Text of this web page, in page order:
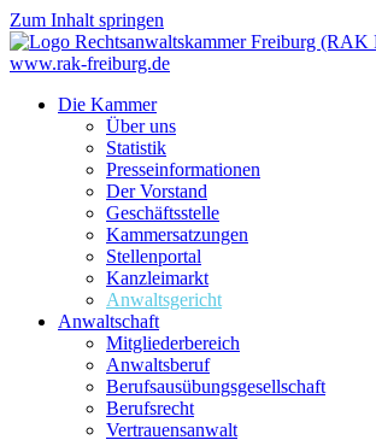
Zum Inhalt springen
Die Kammer
Über uns
Statistik
Presseinformationen
Der Vorstand
Geschäftsstelle
Kammersatzungen
Stellenportal
Kanzleimarkt
Anwaltsgericht
Anwaltschaft
Mitgliederbereich
Anwaltsberuf
Berufsausübungs­gesellschaft
Berufsrecht
Vertrauensanwalt